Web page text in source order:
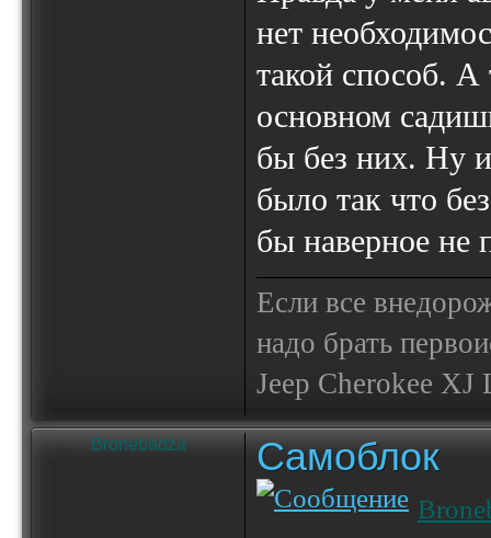
нет
такой способ. А
основном
бы без них. Ну и
было так что
бы наверное не
Если все
надо брать
Jeep Cherokee
Bronebadza Самоблок